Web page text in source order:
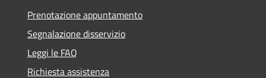
Prenotazione appuntamento
Segnalazione disservizio
Leggi le FAQ
Richiesta assistenza